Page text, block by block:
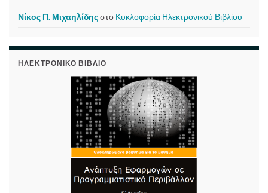
Νίκος Π. Μιχαηλίδηςστο Κυκλοφορία Ηλεκτρονικού Βιβλίου
ΗΛΕΚΤΡΟΝΙΚΌ ΒΙΒΛΊΟ